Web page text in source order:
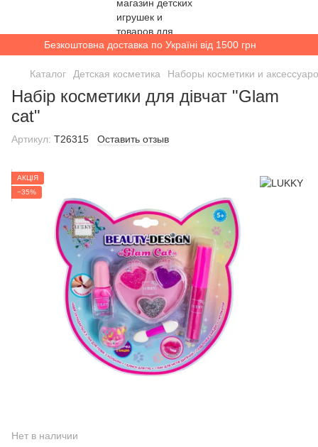
Безкоштовна доставка по Україні від 1500 грн
Каталог Детская косметика Наборы косметики и
Набір косметики для дівчат "Glam
cat"
Артикул: T26315 Оставить отзыв
АКЦІЯ
−35%
Нет в наличии